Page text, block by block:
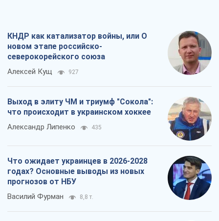
КНДР как катализатор войны, или О
новом этапе российско-
северокорейского союза
Алексей Кущ 927
Выход в элиту ЧМ и триумф "Сокола":
что происходит в украинском хоккее
Александр Липенко 435
Что ожидает украинцев в 2026-2028
годах? Основные выводы из новых
прогнозов от НБУ
Василий Фурман 8,8 т.